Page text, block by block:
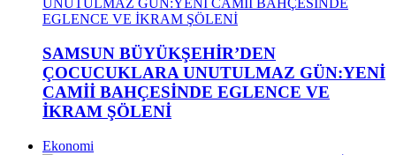
SAMSUN BÜYÜKŞEHİR’DEN
ÇOCUCUKLARA UNUTULMAZ GÜN:YENİ
CAMİİ BAHÇESİNDE EGLENCE VE
İKRAM ŞÖLENİ
Ekonomi